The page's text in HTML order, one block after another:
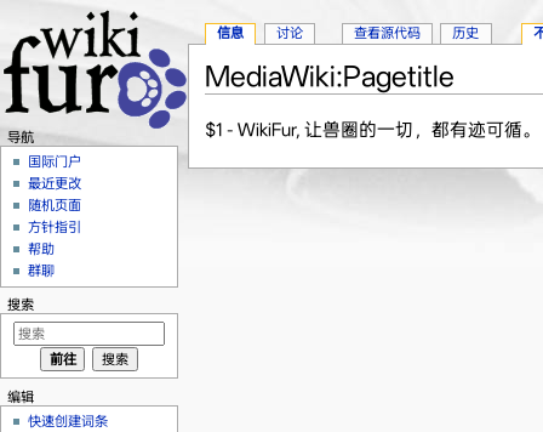
MediaWiki:Pagetitle
$1 - WikiFur, 让兽圈的一切，都有迹可循。
信息 讨论 查看源代码 历史
导航
国际门户
最近更改
随机页面
方针指引
帮助
群聊
搜索
编辑
快速创建词条